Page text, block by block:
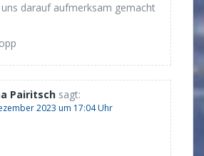
uns darauf aufmerksam gemacht
Pairitsch sagt:
2023 um 17:04 Uhr